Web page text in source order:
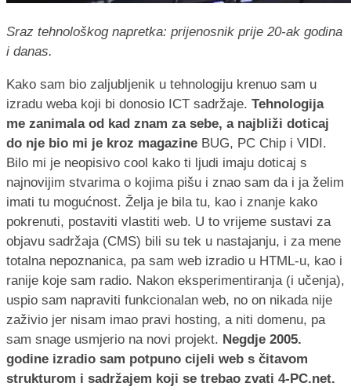
Sraz tehnološkog napretka: prijenosnik prije 20-ak godina
i danas.
Kako sam bio zaljubljenik u tehnologiju krenuo sam u
izradu weba koji bi donosio ICT sadržaje. Tehnologija
me zanimala od kad znam za sebe, a najbliži doticaj
do nje bio mi je kroz magazine BUG, PC Chip i VIDI.
Bilo mi je neopisivo cool kako ti ljudi imaju doticaj s
najnovijim stvarima o kojima pišu i znao sam da i ja želim
imati tu mogućnost. Želja je bila tu, kao i znanje kako
pokrenuti, postaviti vlastiti web. U to vrijeme sustavi za
objavu sadržaja (CMS) bili su tek u nastajanju, i za mene
totalna nepoznanica, pa sam web izradio u HTML-u, kao i
ranije koje sam radio. Nakon eksperimentiranja (i učenja),
uspio sam napraviti funkcionalan web, no on nikada nije
zaživio jer nisam imao pravi hosting, a niti domenu, pa
sam snage usmjerio na novi projekt. Negdje 2005.
godine izradio sam potpuno cijeli web s čitavom
strukturom i sadržajem koji se trebao zvati 4-PC.net.